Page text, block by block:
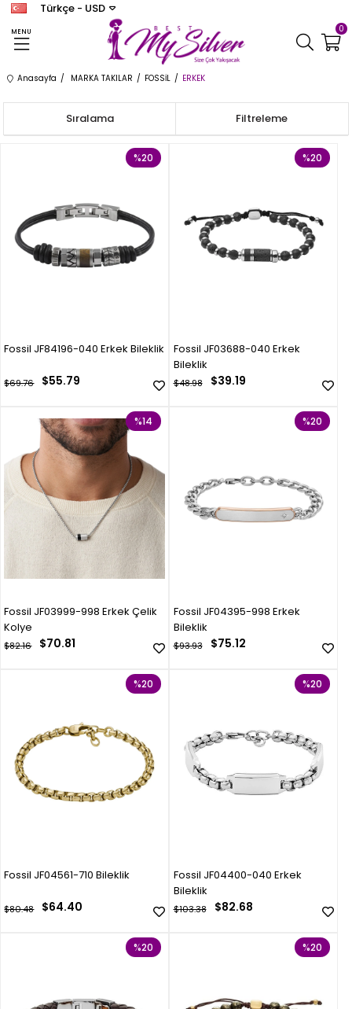
MENU
Türkçe - USD
0
Anasayfa MARKA TAKILAR FOSSİL ERKEK
Filtreleme
Sıralama
Fossil JF84196-040 Erkek Bileklik
$55.79
$69.76
%20
Fossil JF03688-040 Erkek
Bileklik
$39.19
$48.98
%20
Fossil JF03999-998 Erkek Çelik
Kolye
$70.81
$82.16
%14
Fossil JF04395-998 Erkek
Bileklik
$75.12
$93.93
%20
Fossil JF04561-710 Bileklik
$64.40
$80.48
%20
Fossil JF04400-040 Erkek
Bileklik
$82.68
$103.38
%20
%20 %20